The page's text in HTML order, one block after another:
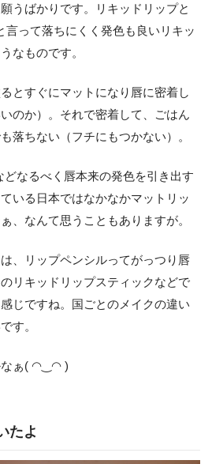
うばかりです。リキッドリップと
言って落ちにくく発色も良いリキッ
なものです。
とすぐにマットになり唇に密着し
のか）。それで密着して、ごはん
落ちない（フチにもつかない）。
どなるべく唇本来の発色を引き出す
いる日本ではなかなかマットリッ
、なんて思うこともありますが。
、リップペンシルってがっつり唇
リキッドリップスティックなどで
じですね。国ごとのメイクの違い
す。
なぁ( ◠‿◠ )
たよ